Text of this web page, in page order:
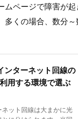
ムページで障害が
多くの場合、数分
ンターネット回線の
用する環境で選ぶ
ット回線は大まかに光